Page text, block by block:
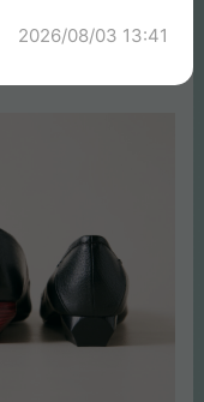
2026/08/03 13:41